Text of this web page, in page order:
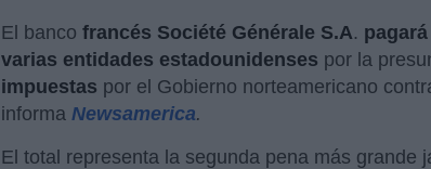
El banco francés Société Générale S.A.
varias entidades estadounidenses por la
impuestas por el Gobierno norteamericano
informa Newsamerica.
El total representa la segunda pena más grande